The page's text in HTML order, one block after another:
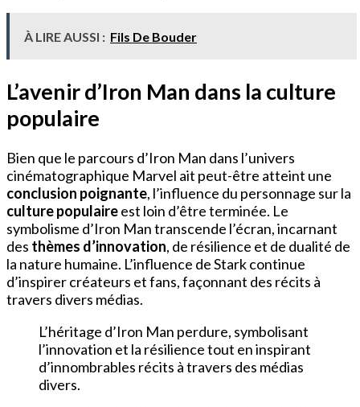
À LIRE AUSSI : Fils De Bouder
L’avenir d’Iron Man dans la culture
populaire
Bien que le parcours d’Iron Man dans l’univers
cinématographique Marvel ait peut-être atteint une
conclusion poignante, l’influence du personnage sur la
culture populaireest loin d’être terminée. Le
symbolisme d’Iron Man transcende l’écran, incarnant
des thèmes d’innovation, de résilience et de dualité de
la nature humaine. L’influence de Stark continue
d’inspirer créateurs et fans, façonnant des récits à
travers divers médias.
L’héritage d’Iron Man perdure, symbolisant
l’innovation et la résilience tout en inspirant
d’innombrables récits à travers des médias
divers.